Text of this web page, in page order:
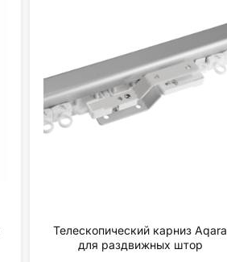
Телескопический карниз Aqara
для раздвижных штор